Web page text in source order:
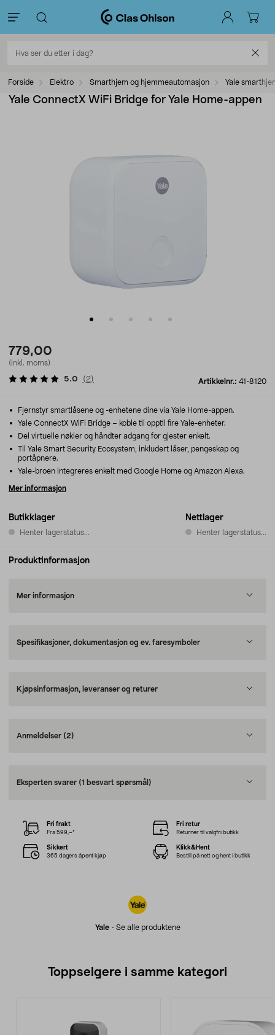
Forside Elektro Smarthjem og hjemmeautomasjon Yale
Yale ConnectX WiFi Bridge for Yale Home-appen
779,00
(inkl. moms)
Artikkelnr.: 41-8120
5.0 ( 2)
Butikklager
Henter lagerstatus...
Nettlager
Henter lagerstatus...
Fjernstyr smartlåsene og -enhetene dine via Yale Home-appen.
Yale ConnectX WiFi Bridge – koble til opptil fire Yale-enheter.
Del virtuelle nøkler og håndter adgang for gjester enkelt.
Til Yale Smart Security Ecosystem, inkludert låser, pengeskap og
portåpnere.
Yale-broen integreres enkelt med Google Home og Amazon Alexa.
Mer informasjon
Produktinformasjon
Mer informasjon
Spesifikasjoner, dokumentasjon og ev. faresymboler
Kjøpsinformasjon, leveranser og returer
Anmeldelser (2)
Eksperten svarer (1 besvart spørsmål)
Yale- Se alle produktene
Fri frakt
Fra 599,–*
Fri retur
Returner til valgfri butikk
Sikkert
365 dagers åpent kjøp
Klikk&Hent
Bestill på nett og hent i butikk
Toppselgere i samme kategori